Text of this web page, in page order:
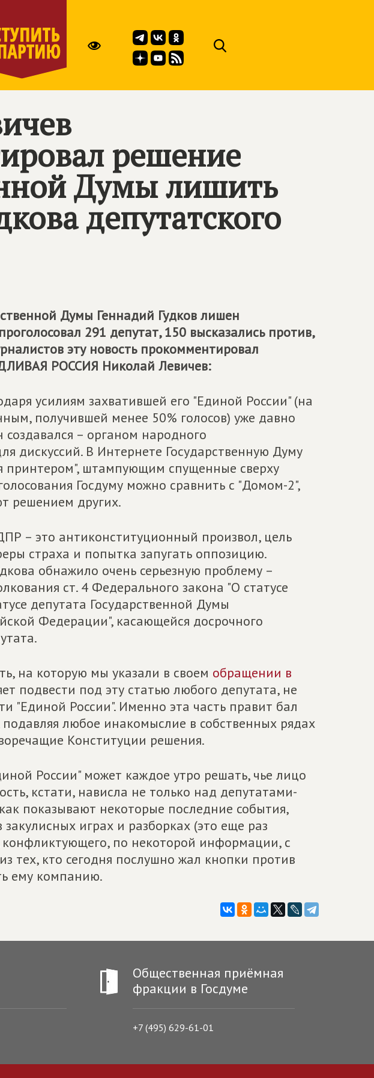
решение
Думы лишить
депутатского
Думы Геннадий Гудков лишен
291 депутат, 150 высказались против,
эту новость прокомментировал
РОССИЯ Николай Левичев:
усилиям захватившей его "Единой России" (на
получившей менее 50% голосов) уже давно
– органом народного
дискуссий. В Интернете Государственную Думу
принтером", штампующим спущенные сверху
Госдуму можно сравнить с "Домом-2",
решением других.
– это антиконституционный произвол, цель
страха и попытка запугать оппозицию.
обнажило очень серьезную проблему –
ст. 4 Федерального закона "О статусе
депутата Государственной Думы
Федерации", касающейся досрочного
на которую мы указали в своем обращении в
подвести под эту статью любого депутата, не
"Единой России". Именно эта часть правит бал
любое инакомыслие в собственных рядах
Конституции решения.
России" может каждое утро решать, чье лицо
кстати, нависла не только над депутатами-
показывают некоторые последние события,
играх и разборках (это еще раз
конфликтующего, по некоторой информации, с
тех, кто сегодня послушно жал кнопки против
ему компанию.
Общественная приёмная
фракции в Госдуме
+7 (495) 629-61-01